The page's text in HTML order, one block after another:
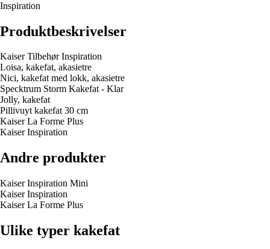
Inspiration
Produktbeskrivelser
Kaiser Tilbehør Inspiration
Loisa, kakefat, akasietre
Nici, kakefat med lokk, akasietre
Specktrum Storm Kakefat - Klar
Jolly, kakefat
Pillivuyt kakefat 30 cm
Kaiser La Forme Plus
Kaiser Inspiration
Andre produkter
Kaiser Inspiration Mini
Kaiser Inspiration
Kaiser La Forme Plus
Ulike typer kakefat